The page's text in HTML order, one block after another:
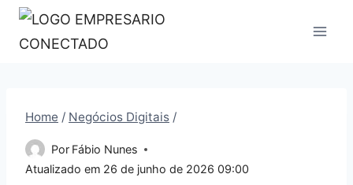
Pular
para
Home / Negócios Digitais /
Por Fábio Nunes
Atualizado em 26 de junho de 2026 09:00